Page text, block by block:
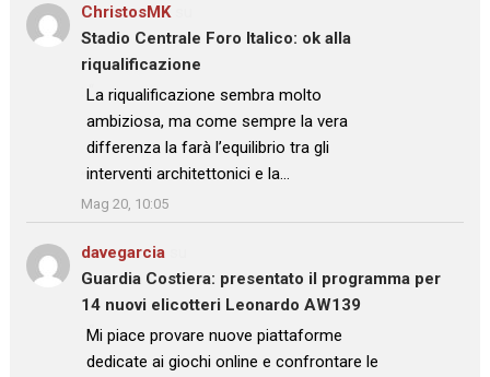
ChristosMKsu
Stadio Centrale Foro Italico: ok alla
riqualificazione
: “La riqualificazione sembra molto
ambiziosa, ma come sempre la vera
differenza la farà l’equilibrio tra gli
interventi architettonici e la…
”
Mag 20, 10:05
davegarcia
Guardia Costiera: presentato il programma per
14 nuovi elicotteri Leonardo AW139
: “
Mi piace provare nuove piattaforme
dedicate ai giochi online e confrontare le